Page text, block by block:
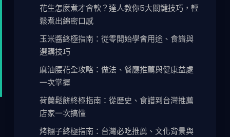
花生怎麼煮才會軟？達人教你5大關鍵技巧，輕
鬆煮出綿密口感
玉米醬終極指南：從零開始學會用途、食譜與
選購技巧
麻油腰花全攻略：做法、餐廳推薦與健康益處
一次掌握
荷蘭鬆餅終極指南：從歷史、食譜到台灣推薦
店家一次搞懂
烤糰子終極指南：台灣必吃推薦、文化背景與